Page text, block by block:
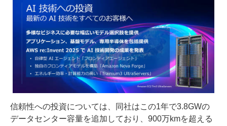
信頼性への投資については、同社はこの1年で3.8GWの
データセンター容量を追加しており、900万kmを超える